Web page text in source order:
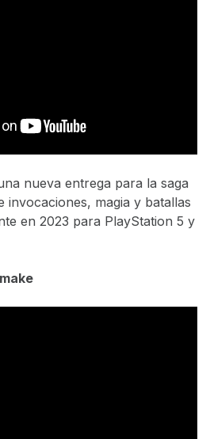
nueva entrega para la saga
invocaciones, magia y batallas
en 2023 para PlayStation 5 y